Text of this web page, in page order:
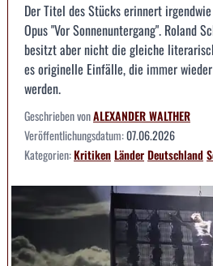
Der Titel des Stücks erinnert
Opus "Vor Sonnenuntergang". Roland
besitzt aber nicht die gleiche
es originelle Einfälle, die immer
werden.
Geschrieben vonALEXANDER WALTHER
Veröffentlichungsdatum:07.06.2026
Kategorien:KritikenLänderDeutschland